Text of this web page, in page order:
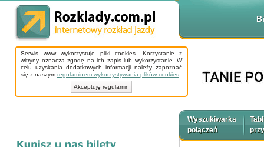
Serwis www wykorzystuje pliki cookies. Korzystanie z
witryny oznacza zgodę na ich zapis lub wykorzystanie. W
celu uzyskania dodatkowych informacji należy zapoznać
się z naszym regulaminem wykorzystywania plików cookies
Akceptuję regulamin
Wyszukiwarka
połączeń